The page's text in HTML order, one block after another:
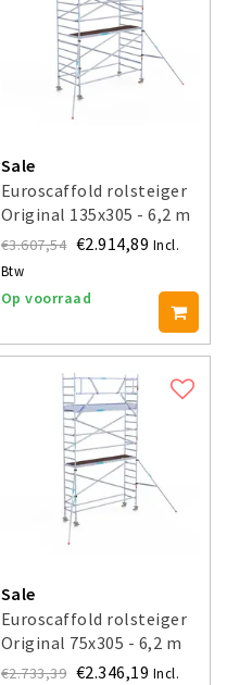
Sale
Euroscaffold rolsteiger
Original 135x305 - 6,2 m
werkhoogte
€3.607,54 €2.914,89 Incl.
Btw
Op voorraad
Sale
Euroscaffold rolsteiger
Original 75x305 - 6,2 m
werkhoogte
€2.733,39 €2.346,19 Incl.